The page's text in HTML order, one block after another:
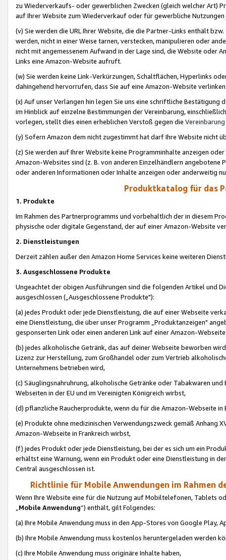
zu Wiederverkaufs- oder gewerblichen Zwecken (gleich welcher Art)
auf Ihrer Website zum Wiederverkauf oder für gewerbliche
(v) Sie werden die URL Ihrer Website, die die Partner-Links enthält
werden, nicht in einer Weise tarnen, verstecken, manipulieren oder
nicht mit angemessenem Aufwand in der Lage sind, die Website oder
Links eine Amazon-Website aufruft.
(w) Sie werden keine Link-Verkürzungen, Schaltflächen, Hyperlinks
dahingehend hervorrufen, dass Sie auf eine Amazon-Website
(x) Auf unser Verlangen hin legen Sie uns eine schriftliche
im Hinblick auf einzelne Bestimmungen der Vereinbarung,
vorlegen, stellt dies einen erheblichen Verstoß gegen die Vereinbarung
(y) Sofern Amazon dem nicht zugestimmt hat darf Ihre Website nicht
(z) Sie werden auf Ihrer Website keine Programminhalte anzeigen
Amazon-Websites sind (z. B. von anderen Einzelhändlern
oder anderen Informationen oder Inhalte anzeigen oder anderweitig
Produktkatalog für das
1. Produkte
Im Rahmen des Partnerprogramms und vorbehaltlich der in diesem
physische oder digitale Gegenstand, der auf einer Amazon-Website
2. Dienstleistungen
Derzeit zählen außer den Amazon Home Services keine weiteren
3. Ausgeschlossene Produkte
Ungeachtet der obigen Ausführungen sind die folgenden Artikel und
ausgeschlossen („Ausgeschlossene Produkte"):
(a) jedes Produkt oder jede Dienstleistung, die auf einer Webseite
eine Dienstleistung, die über unser Programm „Produktanzeigen"
gesponserten Link oder einen anderen Link auf einer Amazon-
(b) jedes alkoholische Getränk, das auf deiner Webseite beworben
Lizenz zur Herstellung, zum Großhandel oder zum Vertrieb
Unternehmens betrieben wird,
(c) Säuglingsnahruhrung, alkoholische Getränke oder Tabakwaren
Webseiten in der EU und im Vereinigten Königreich wirbst,
(d) pflanzliche Raucherprodukte, wenn du für die Amazon-Webseite in
(e) Produkte ohne medizinischen Verwendungszweck gemäß Anhang
Amazon-Webseite in Frankreich wirbst,
(f) jedes Produkt oder jede Dienstleistung, bei der es sich um ein
erhältst eine Warnung, wenn ein Produkt oder eine Dienstleistung in
Central ausgeschlossen ist.
Richtlinie für Mobile Anwendungen im Rahmen
Wenn Ihre Website eine für die Nutzung auf Mobiltelefonen, Tablets
„Mobile Anwendung“) enthält, gilt Folgendes:
(a) Ihre Mobile Anwendung muss in den App-Stores von Google Play,
(b) Ihre Mobile Anwendung muss kostenlos heruntergeladen werden
(c) Ihre Mobile Anwendung muss originäre Inhalte haben,